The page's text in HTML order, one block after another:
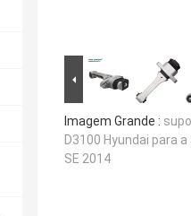
Imagem Grande :
D3100 Hyundai para a
SE 2014